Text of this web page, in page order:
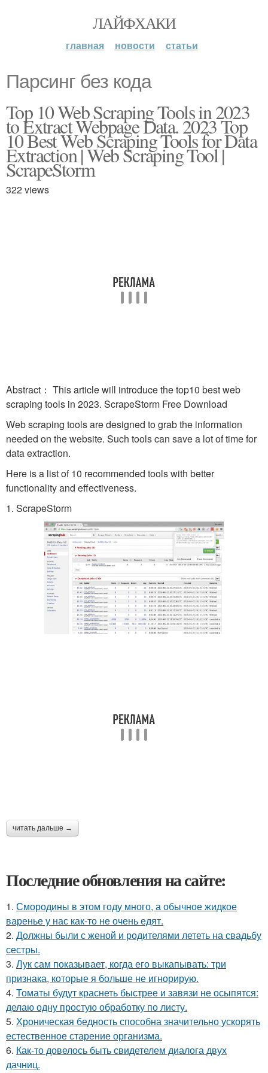
ЛАЙФХАКИ
главная новости статьи
Парсинг без кода
Top 10 Web Scraping Tools in 2023
to Extract Webpage Data. 2023 Top
10 Best Web Scraping Tools for Data
Extraction | Web Scraping Tool |
ScrapeStorm
322 views
Abstract： This article will introduce the top10 best web
scraping tools in 2023. ScrapeStorm Free Download
Web scraping tools are designed to grab the information
needed on the website. Such tools can save a lot of time for
data extraction.
Here is a list of 10 recommended tools with better
functionality and effectiveness.
1. ScrapeStorm
читать дальше →
Последние обновления на сайте:
1. Смородины в этом году много, а обычное жидкое
варенье у нас как-то не очень едят.
2. Должны были с женой и родителями лететь на свадьбу
сестры.
3. Лук сам показывает, когда его выкапывать: три
признака, которые я больше не игнорирую.
4. Томаты будут краснеть быстрее и завязи не осыпятся:
делаю одну простую обработку по листу.
5. Хроническая бедность способна значительно ускорять
естественное старение организма.
6. Как-то довелось быть свидетелем диалога двух
дачниц.